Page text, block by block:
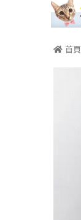
首頁